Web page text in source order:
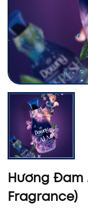
Hương Đam
Fragrance)